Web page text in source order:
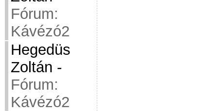
Fórum:
Kávézó2
Hegedüs
Zoltán -
Fórum:
Kávézó2